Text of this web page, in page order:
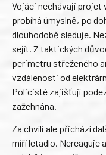
Vojáci nechávají
probíhá úmyslně, po
dlouhodobě sleduje.
sejít. Z taktických
perimetru střeženého
vzdálenosti od
Policisté zajišťují
zažehnána.
Za chvíli ale přichází
míří letadlo. Nereaguje